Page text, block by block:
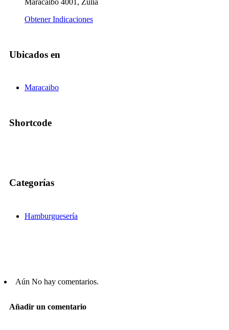
Obtener Indicaciones
Ubicados en
Maracaibo
Shortcode
Categorías
Hamburguesería
Aún No hay comentarios.
Añadir un comentario